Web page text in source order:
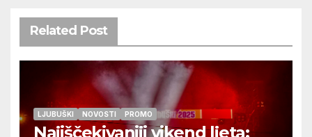
Related Post
LJUBUŠKI NOVOSTI PROMO
Najiščekivaniji vikend ljeta: